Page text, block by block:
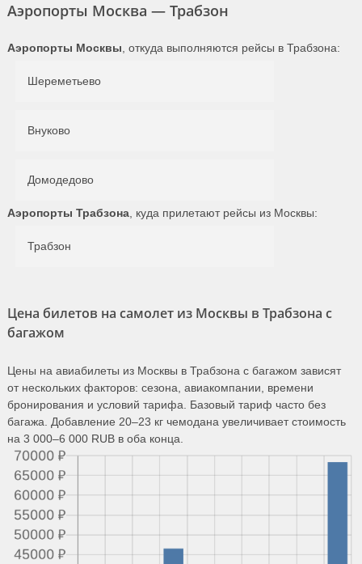
Аэропорты Москва — Трабзон
Аэропорты Москвы , откуда выполняются рейсы в Трабзона:
Шереметьево
Внуково
Домодедово
Аэропорты Трабзона , куда прилетают рейсы из Москвы:
Трабзон
Цена билетов на самолет из Москвы в Трабзона с
багажом
Цены на авиабилеты из Москвы в Трабзона с багажом зависят
от нескольких факторов: сезона, авиакомпании, времени
бронирования и условий тарифа. Базовый тариф часто без
багажа. Добавление 20–23 кг чемодана увеличивает стоимость
на 3 000–6 000 RUB в оба конца.